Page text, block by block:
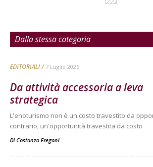
Dalla stessa categoria
EDITORIALI 7 Luglio 2026
Da attività accessoria a leva
strategica
L'enoturismo non è un costo travestito da
contrario, un'opportunità travestita da costo
Di Costanza Fregoni